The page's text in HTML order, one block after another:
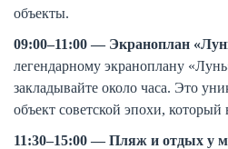
объекты.
09:00–11:00 — Экраноплан
легендарному экраноплану
закладывайте около часа. Это
объект советской эпохи, который
11:30–15:00 — Пляж и отдых у